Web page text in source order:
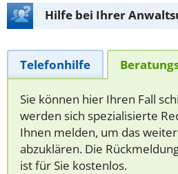
Hilfe bei Ihrer
Telefonhilfe
Sie können hier Ihren Fall
werden sich spezialisierte
Ihnen melden, um das
abzuklären. Die
ist für Sie kostenlos.